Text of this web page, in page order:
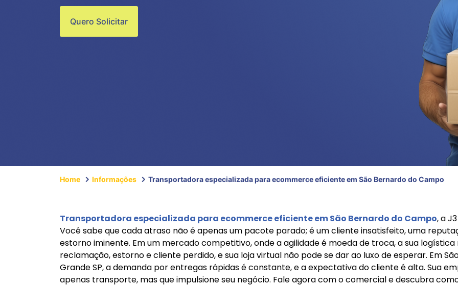
Quero Solicitar
Home Informações Transportadora especializada para ecommerce eficiente em São Bernardo do Campo
Transportadora especializada para ecommerce eficiente em São Bernardo do Campo, a
Você sabe que cada atraso não é apenas um pacote parado; é um cliente insatisfeito, uma
estorno iminente. Em um mercado competitivo, onde a agilidade é moeda de troca, a sua
reclamação, estorno e cliente perdido, e sua loja virtual não pode se dar ao luxo de esperar. Em
Grande SP, a demanda por entregas rápidas é constante, e a expectativa do cliente é alta. Sua
apenas transporte, mas que impulsione seu negócio. Fale agora com o comercial e descubra